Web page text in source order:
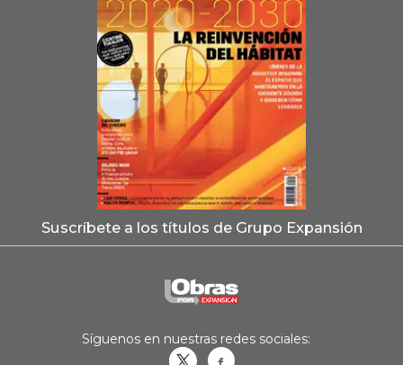
Suscríbete a los títulos de Grupo Expansión
Síguenos en nuestras redes sociales: